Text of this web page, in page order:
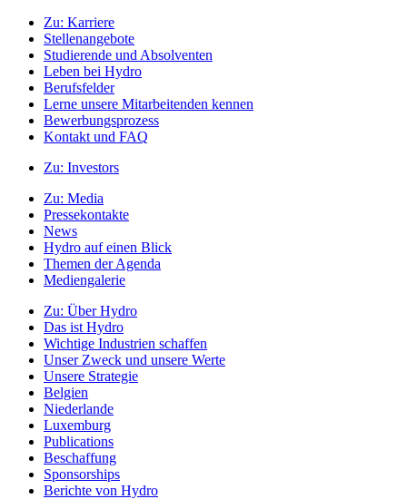
Zu: Karriere
Stellenangebote
Studierende und Absolventen
Leben bei Hydro
Berufsfelder
Lerne unsere Mitarbeitenden kennen
Bewerbungsprozess
Kontakt und FAQ
Zu: Investors
Zu: Media
Pressekontakte
News
Hydro auf einen Blick
Themen der Agenda
Mediengalerie
Zu: Über Hydro
Das ist Hydro
Wichtige Industrien schaffen
Unser Zweck und unsere Werte
Unsere Strategie
Belgien
Niederlande
Luxemburg
Publications
Beschaffung
Sponsorships
Berichte von Hydro